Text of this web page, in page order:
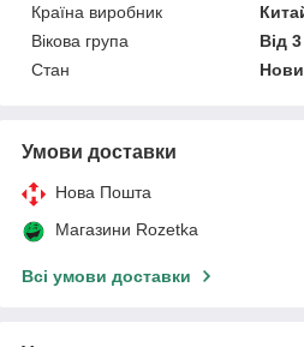
Країна виробник
Вікова група
Від
Стан
Умови доставки
Нова Пошта
Магазини Rozetka
Всі умови доставки